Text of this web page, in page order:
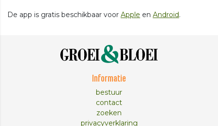
De app is gratis beschikbaar voor Apple en Android.
Informatie
bestuur
contact
zoeken
privacyverklaring